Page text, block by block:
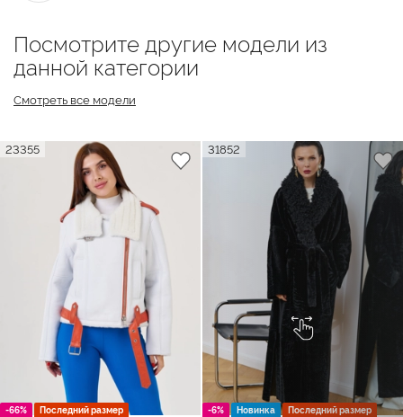
Посмотрите другие модели из
данной категории
Смотреть все модели
-66% Последний размер
23355
-6% Новинка Последний размер
31852